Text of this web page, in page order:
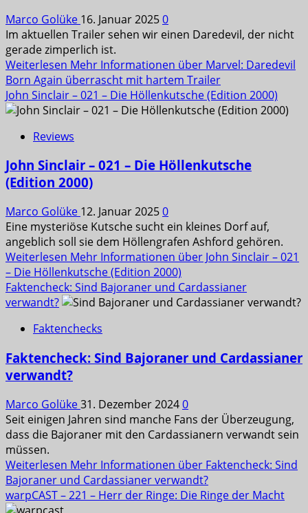
Marco Golüke 16. Januar 20250
Im aktuellen Trailer sehen wir einen Daredevil, der nicht
gerade zimperlich ist.
Weiterlesen Mehr Informationen über Marvel: Daredevil
Born Again überrascht mit hartem Trailer
John Sinclair – 021 – Die Höllenkutsche (Edition 2000)
Reviews
John Sinclair – 021 – Die Höllenkutsche
(Edition 2000)
Marco Golüke 12. Januar 20250
Eine mysteriöse Kutsche sucht ein kleines Dorf auf,
angeblich soll sie dem Höllengrafen Ashford gehören.
Weiterlesen Mehr Informationen über John Sinclair – 021
– Die Höllenkutsche (Edition 2000)
Faktencheck: Sind Bajoraner und Cardassianer
verwandt?
Faktenchecks
Faktencheck: Sind Bajoraner und Cardassianer
verwandt?
Marco Golüke31. Dezember 20240
Seit einigen Jahren sind manche Fans der Überzeugung,
dass die Bajoraner mit den Cardassianern verwandt sein
müssen.
Weiterlesen Mehr Informationen über Faktencheck: Sind
Bajoraner und Cardassianer verwandt?
warpCAST – 221 – Herr der Ringe: Die Ringe der Macht